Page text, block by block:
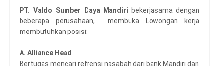
PT. Valdo Sumber Daya Mandiri bekerjasama dengan
beberapa perusahaan, membuka Lowongan kerja
membutuhkan posisi:
A. Alliance Head
Bertugas mencari refrensi nasabah dari bank Mandiri dan